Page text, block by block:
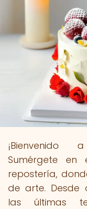
Sumérgete
repostería,
de arte. Desde
las últimas